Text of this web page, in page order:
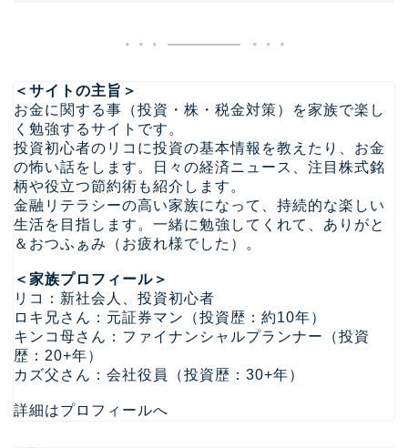
＜サイトの主旨＞
お金に関する事（投資・株・税金対策）を家族で楽し
く勉強するサイトです。
投資初心者のリコに投資の基本情報を教えたり、お金
の怖い話をします。日々の経済ニュース、注目株式銘
柄や役立つ節約術も紹介します。
金融リテラシーの高い家族になって、持続的な楽しい
生活を目指します。一緒に勉強してくれて、ありがと
＆おつふぁみ（お疲れ様でした）。
＜家族プロフィール＞
リコ：新社会人、投資初心者
ロキ兄さん：元証券マン（投資歴：約10年）
キンコ母さん：ファイナンシャルプランナー（投資
歴：20+年）
カズ父さん：会社役員（投資歴：30+年）
詳細はプロフィールへ